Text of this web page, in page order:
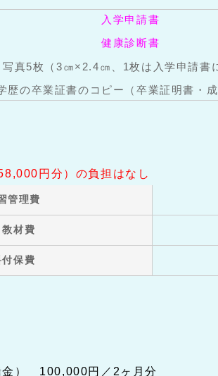
入学申請書
健康診断書
写真5枚（3㎝×2.4㎝、1枚は入学申請書
歴の卒業証書のコピー（卒業証明書・成
円分）の負担はなし
管理費
材費
保費
） 100,000円／2ヶ月分